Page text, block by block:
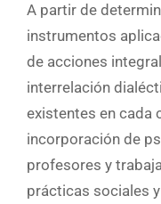
A partir de
instrumentos
de acciones
interrelación
existentes en cada
incorporación de
profesores y
prácticas sociales